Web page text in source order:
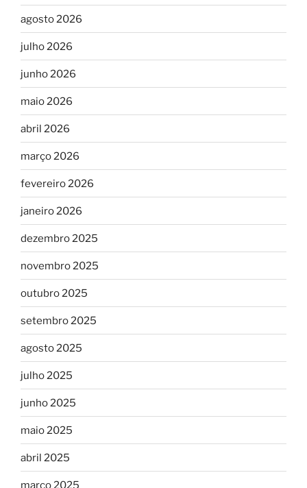
agosto 2026
julho 2026
junho 2026
maio 2026
abril 2026
março 2026
fevereiro 2026
janeiro 2026
dezembro 2025
novembro 2025
outubro 2025
setembro 2025
agosto 2025
julho 2025
junho 2025
maio 2025
abril 2025
março 2025